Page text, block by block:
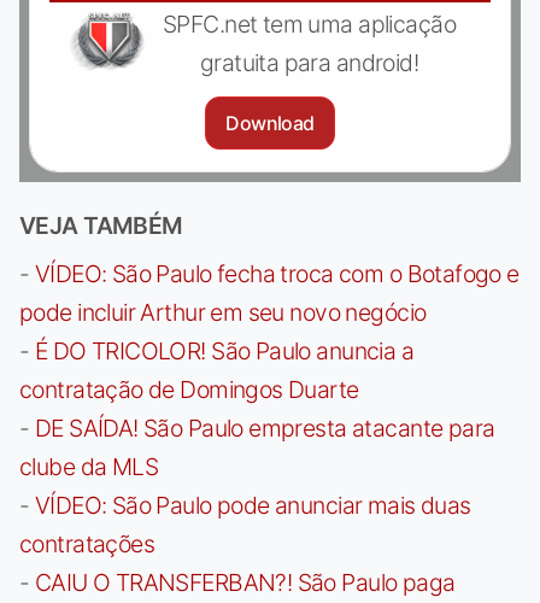
SPFC.net tem uma aplicação
gratuita para android!
Download
VEJA TAMBÉM
- VÍDEO: São Paulo fecha troca com o Botafogo e
pode incluir Arthur em seu novo negócio
- É DO TRICOLOR! São Paulo anuncia a
contratação de Domingos Duarte
- DE SAÍDA! São Paulo empresta atacante para
clube da MLS
- VÍDEO: São Paulo pode anunciar mais duas
contratações
- CAIU O TRANSFERBAN?! São Paulo paga